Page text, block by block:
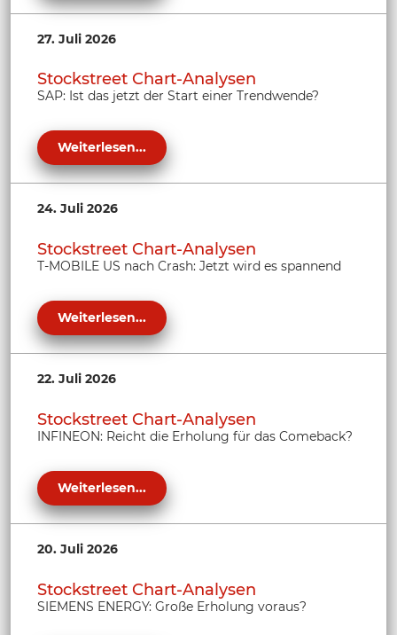
27. Juli 2026
Stockstreet Chart-Analysen
SAP: Ist das jetzt der Start einer Trendwende?
Weiterlesen...
24. Juli 2026
Stockstreet Chart-Analysen
T-MOBILE US nach Crash: Jetzt wird es spannend
Weiterlesen...
22. Juli 2026
Stockstreet Chart-Analysen
INFINEON: Reicht die Erholung für das Comeback?
Weiterlesen...
20. Juli 2026
Stockstreet Chart-Analysen
SIEMENS ENERGY: Große Erholung voraus?